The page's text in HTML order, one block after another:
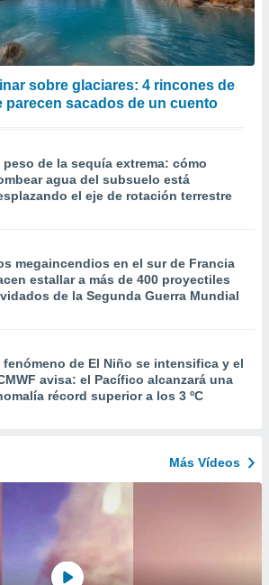
sobre glaciares: 4 rincones de
parecen sacados de un cuento
peso de la sequía extrema: cómo
agua del subsuelo está
el eje de rotación terrestre
megaincendios en el sur de Francia
estallar a más de 400 proyectiles
de la Segunda Guerra Mundial
fenómeno de El Niño se intensifica y el
avisa: el Pacífico alcanzará una
récord superior a los 3 ºC
Más Vídeos